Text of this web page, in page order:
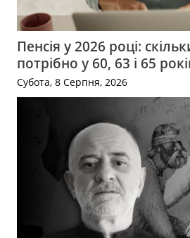
Пенсія у 2026 році:
потрібно у 60, 63 і 65
Субота, 8 Серпня, 2026